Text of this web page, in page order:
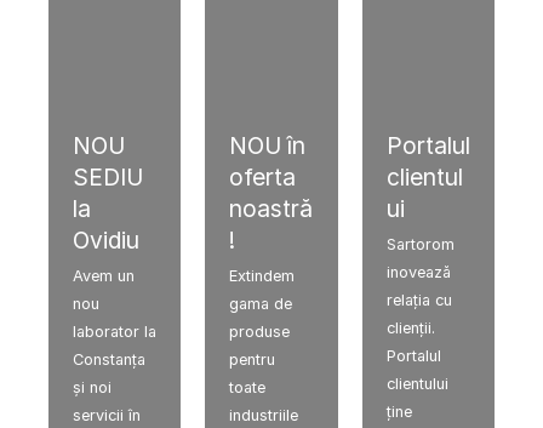
NOU
SEDIU
la
Ovidiu
Avem un
nou
laborator la
Constanța
și noi
servicii în
NOU în
oferta
noastră
!
Extindem
gama de
produse
pentru
toate
industriile
Portalul
clientul
ui
Sartorom
inovează
relația cu
clienții.
Portalul
clientului
ține